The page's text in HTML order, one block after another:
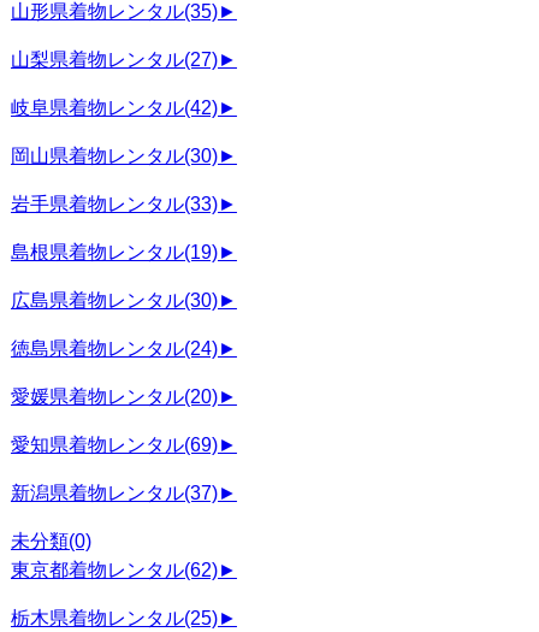
山形県着物レンタル(35)►
山梨県着物レンタル(27)►
岐阜県着物レンタル(42)►
岡山県着物レンタル(30)►
岩手県着物レンタル(33)►
島根県着物レンタル(19)►
広島県着物レンタル(30)►
徳島県着物レンタル(24)►
愛媛県着物レンタル(20)►
愛知県着物レンタル(69)►
新潟県着物レンタル(37)►
未分類(0)
東京都着物レンタル(62)►
栃木県着物レンタル(25)►